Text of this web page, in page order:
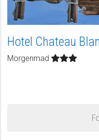
Hotel Chateau
Morgenmad